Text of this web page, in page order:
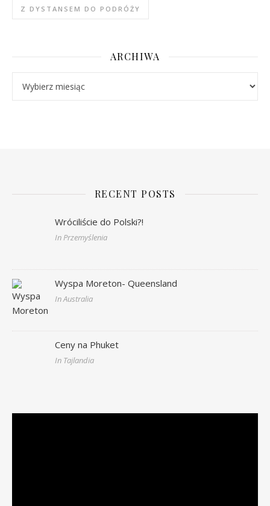
Z DYSTANSEM DO PODRÓŻY
ARCHIWA
RECENT POSTS
Wróciliście do Polski?!
In Przemyślenia
Wyspa Moreton- Queensland
In Australia
Ceny na Phuket
In Tajlandia